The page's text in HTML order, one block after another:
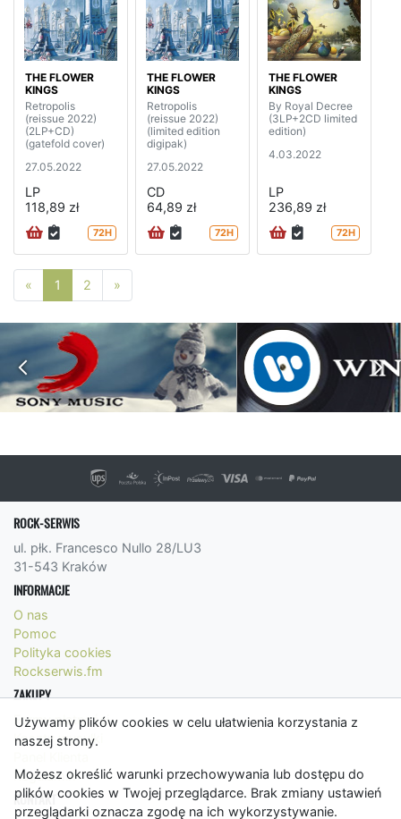
Używamy plików cookies w celu ułatwienia korzystania z
naszej strony.
Możesz określić warunki przechowywania lub dostępu do
plików cookies w Twojej przeglądarce. Brak zmiany ustawień
przeglądarki oznacza zgodę na ich wykorzystywanie.
THE FLOWER
KINGS
Retropolis
(reissue 2022)
(2LP+CD)
(gatefold cover)
27.05.2022
LP
118,89 zł
72H
THE FLOWER
KINGS
Retropolis
(reissue 2022)
(limited edition
digipak)
27.05.2022
CD
64,89 zł
72H
THE FLOWER
KINGS
By Royal Decree
(3LP+2CD limited
edition)
4.03.2022
LP
236,89 zł
72H
« Poprzednia strona
1 2 »
ROCK-SERWIS
ul. płk. Francesco Nullo 28/LU3
31-543 Kraków
INFORMACJE
O nas
Pomoc
Polityka cookies
Rockserwis.fm
ZAKUPY
Formy płatności
Koszty wysyłki
Regulamin
KONTAKT